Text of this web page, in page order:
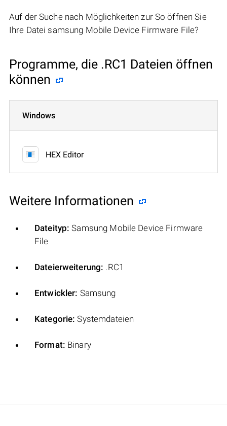
Auf der Suche nach Möglichkeiten zur So öffnen Sie
Ihre Datei samsung Mobile Device Firmware File?
Programme, die .RC1 Dateien öffnen
können
Windows
HEX Editor
Weitere Informationen
Dateityp: Samsung Mobile Device Firmware
File
Dateierweiterung: .RC1
Entwickler: Samsung
Kategorie: Systemdateien
Format: Binary